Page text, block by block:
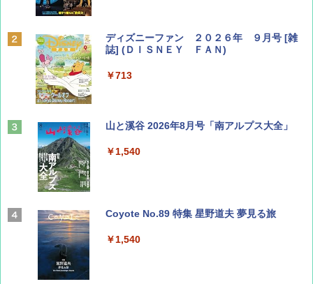
ディズニーファン ２０２６年 ９月号 [雑
誌] (ＤＩＳＮＥＹ ＦＡＮ)
￥713
山と溪谷 2026年8月号「南アルプス大全」
￥1,540
Coyote No.89 特集 星野道夫 夢見る旅
￥1,540